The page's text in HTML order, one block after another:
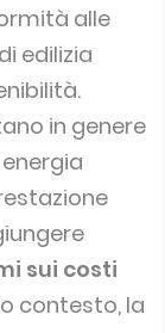
alle
edilizia
in genere
sui costi
contesto, la